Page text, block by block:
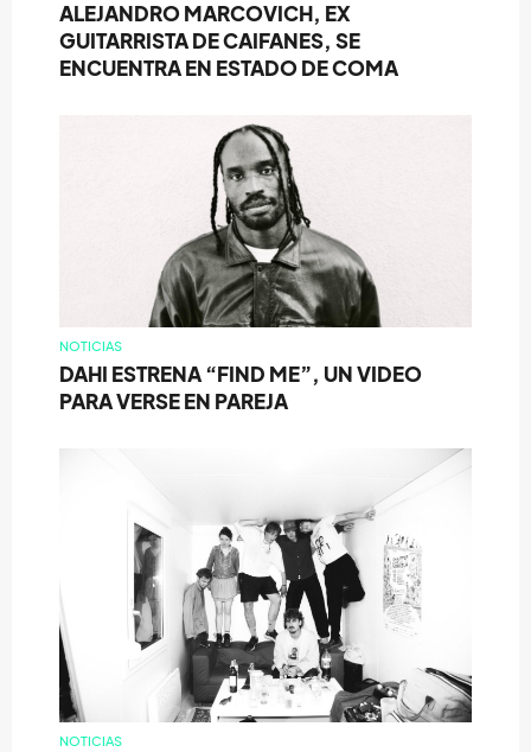
ALEJANDRO MARCOVICH, EX
GUITARRISTA DE CAIFANES, SE
ENCUENTRA EN ESTADO DE COMA
NOTICIAS
DAHI ESTRENA “FIND ME”, UN VIDEO
PARA VERSE EN PAREJA
NOTICIAS